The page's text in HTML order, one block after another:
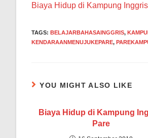
articles
Biaya Hidup di Kampung
TAGS: BELAJARBAHASAINGGRIS,
KENDARAANMENUJUKEPARE,
YOU MIGHT ALSO LIKE
Biaya Hidup di Kampung
Pare